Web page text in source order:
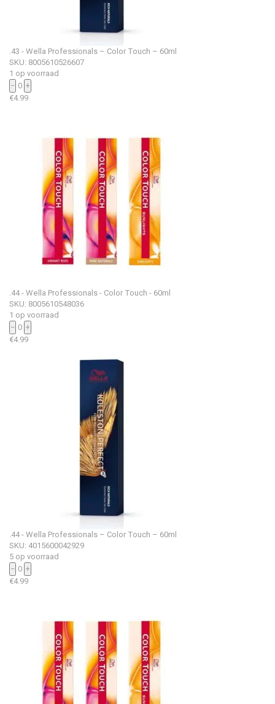
.43 - Wella Professionals – Color Touch – 60ml
SKU: 8005610526607
1 op voorraad
− 0 +
€4.99
.44 - Wella Professionals - Color Touch - 60ml
SKU: 8005610548036
1 op voorraad
− 0 +
€4.99
.44 - Wella Professionals – Color Touch – 60ml
SKU: 4015600042929
5 op voorraad
− 0 +
€4.99